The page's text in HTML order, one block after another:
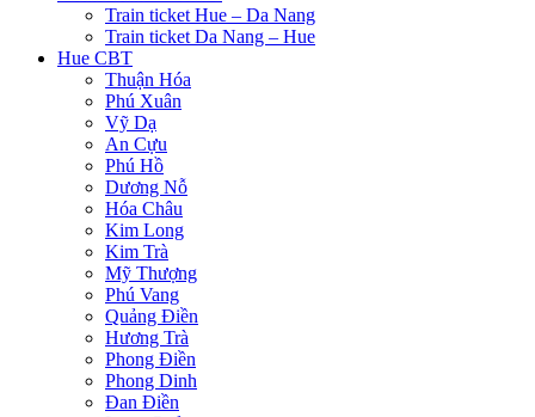
Train ticket Hue – Da Nang
Train ticket Da Nang – Hue
Hue CBT
Thuận Hóa
Phú Xuân
Vỹ Dạ
An Cựu
Phú Hồ
Dương Nỗ
Hóa Châu
Kim Long
Kim Trà
Mỹ Thượng
Phú Vang
Quảng Điền
Hương Trà
Phong Điền
Phong Dinh
Đan Điền